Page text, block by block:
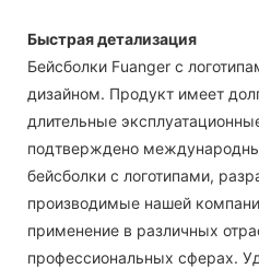
Быстрая детализация
Бейсболки Fuanger с
дизайном. Продукт имеет
длительные
подтверждено
бейсболки с логотипами,
производимые нашей
применение в различных
профессиональных сферах.